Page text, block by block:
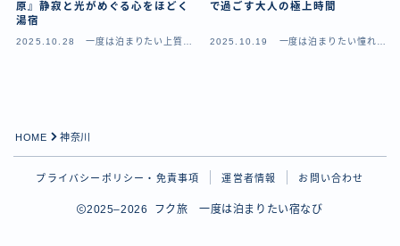
原』静寂と光がめぐる心をほどく
湯宿
2025.10.28
一度は泊まりたい上質な
で過ごす大人の極上時間
2025.10.19
一度は泊まりたい憧れの
HOME 神奈川
プライバシーポリシー・免責事項 運営者情報 お問い合わせ
2025–2026 フク旅 一度は泊まりたい宿なび